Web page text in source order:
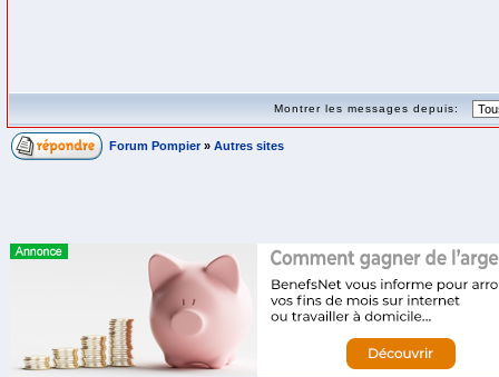
Montrer les messages depuis:
Forum Pompier » Autres sites